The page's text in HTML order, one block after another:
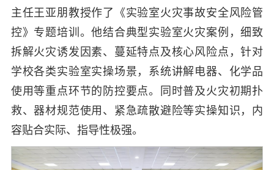
主任王亚朋教授作了《实验室火灾事故安全风险管
控》专题培训。他结合典型实验室火灾案例，细致
拆解火灾诱发因素、蔓延特点及核心风险点，针对
学校各类实验室实操场景，系统讲解电器、化学品
使用等重点环节的防控要点。同时普及火灾初期扑
救、器材规范使用、紧急疏散避险等实操知识，内
容贴合实际、指导性极强。